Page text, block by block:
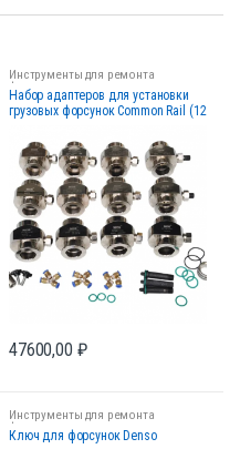
Инструменты для ремонта
форсунок
Набор адаптеров для установки
грузовых форсунок Common Rail (12
47600,00 ₽
Инструменты для ремонта
форсунок
Ключ для форсунок Denso